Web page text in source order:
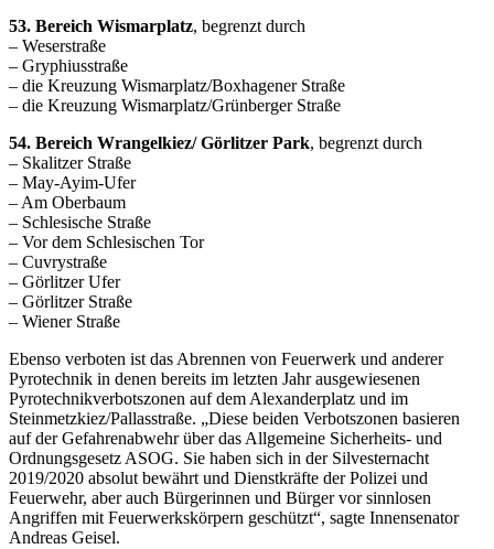
53. Bereich Wismarplatz, begrenzt durch
– Weserstraße
– Gryphiusstraße
– die Kreuzung Wismarplatz/Boxhagener Straße
– die Kreuzung Wismarplatz/Grünberger Straße
54. Bereich Wrangelkiez/ Görlitzer Park, begrenzt durch
– Skalitzer Straße
– May-Ayim-Ufer
– Am Oberbaum
– Schlesische Straße
– Vor dem Schlesischen Tor
– Cuvrystraße
– Görlitzer Ufer
– Görlitzer Straße
– Wiener Straße
Ebenso verboten ist das Abrennen von Feuerwerk und anderer
Pyrotechnik in denen bereits im letzten Jahr ausgewiesenen
Pyrotechnikverbotszonen auf dem Alexanderplatz und im
Steinmetzkiez/Pallasstraße. „Diese beiden Verbotszonen basieren
auf der Gefahrenabwehr über das Allgemeine Sicherheits- und
Ordnungsgesetz ASOG. Sie haben sich in der Silvesternacht
2019/2020 absolut bewährt und Dienstkräfte der Polizei und
Feuerwehr, aber auch Bürgerinnen und Bürger vor sinnlosen
Angriffen mit Feuerwerkskörpern geschützt“, sagte Innensenator
Andreas Geisel.